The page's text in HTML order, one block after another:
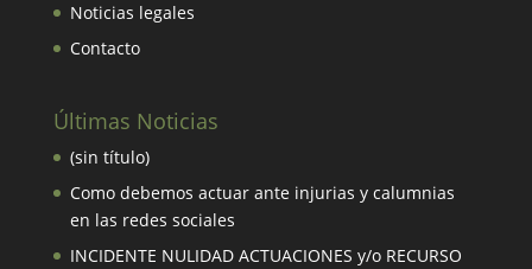
Noticias legales
Contacto
Últimas Noticias
(sin título)
Como debemos actuar ante injurias y calumnias
en las redes sociales
INCIDENTE NULIDAD ACTUACIONES y/o RECURSO